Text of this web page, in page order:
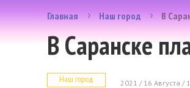
Главная Наш город В
В Саранске
Наш город 2021 / 16 Августа /